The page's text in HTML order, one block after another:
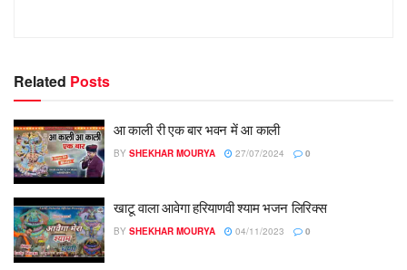
Related Posts
आ काली री एक बार भवन में आ काली
BY SHEKHAR MOURYA 27/07/2024 0
खाटू वाला आवेगा हरियाणवी श्याम भजन लिरिक्स
BY SHEKHAR MOURYA 04/11/2023 0